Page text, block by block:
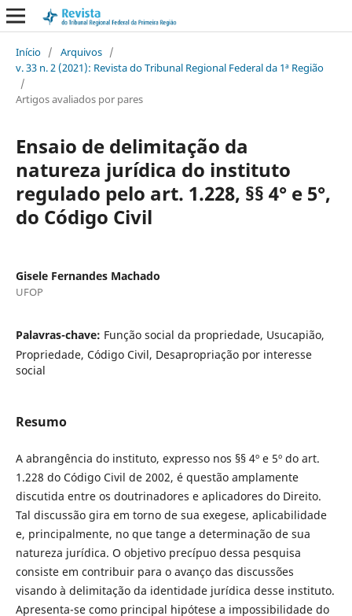
Início / Arquivos /
v. 33 n. 2 (2021): Revista do Tribunal Regional Federal da 1ª Região
/
Artigos avaliados por pares
Ensaio de delimitação da
natureza jurídica do instituto
regulado pelo art. 1.228, §§ 4° e 5°,
do Código Civil
Gisele Fernandes Machado
UFOP
Palavras-chave: Função social da propriedade, Usucapião,
Propriedade, Código Civil, Desapropriação por interesse
social
Resumo
A abrangência do instituto, expresso nos §§ 4º e 5º do art.
1.228 do Código Civil de 2002, é questão amplamente
discutida entre os doutrinadores e aplicadores do Direito.
Tal discussão gira em torno de sua exegese, aplicabilidade
e, principalmente, no que tange a determinação de sua
natureza jurídica. O objetivo precípuo dessa pesquisa
consiste em contribuir para o avanço das discussões
visando à delimitação da identidade jurídica desse instituto.
Apresenta-se como principal hipótese a impossibilidade do